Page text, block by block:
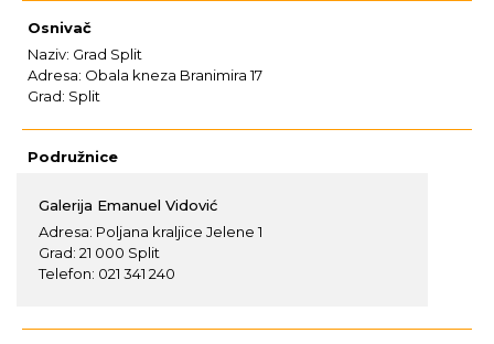
Osnivač
Naziv: Grad Split
Adresa: Obala kneza Branimira 17
Grad: Split
Podružnice
Galerija Emanuel Vidović
Adresa: Poljana kraljice Jelene 1
Grad: 21 000 Split
Telefon: 021 341 240